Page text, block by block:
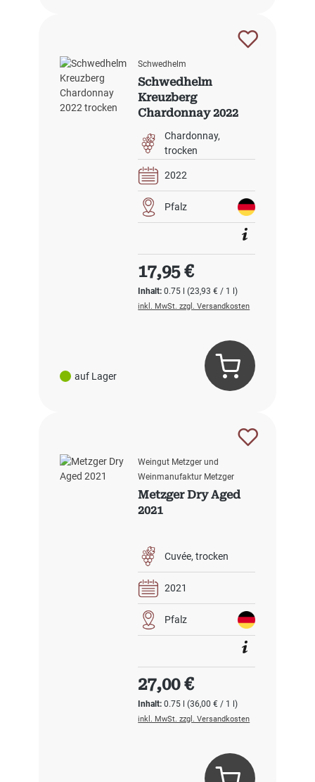
auf Lager
Schwedhelm
Schwedhelm
Kreuzberg
Chardonnay 2022
trocken
Chardonnay
trocken
2022
Pfalz
Inhalt:0.75 l(23,93 € / 1 l)
Regulärer Preis:
17,95 €
inkl. MwSt. zzgl. Versandkosten
Weingut Metzger und
Weinmanufaktur Metzger
Metzger Dry Aged
2021
Cuvée trocken
2021
Pfalz
Inhalt:0.75 l(36,00 € / 1 l)
Regulärer Preis:
27,00 €
inkl. MwSt. zzgl. Versandkosten